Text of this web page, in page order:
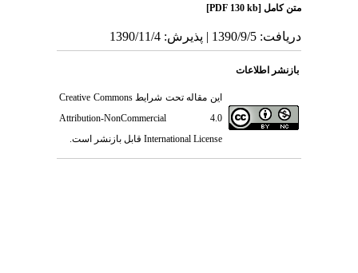
متن کامل [PDF 130 kb]
دریافت: 1390/9/5 | پذیرش: 1390/11/4
بازنشر اطلاعات
این مقاله تحت شرایطCreative Commons
Attribution-NonCommercial 4.0
International License قابل بازنشر است.